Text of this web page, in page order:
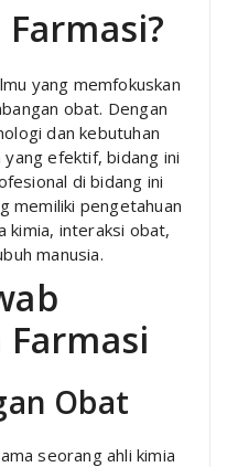
yang memfokuskan
obat. Dengan
dan kebutuhan
efektif, bidang ini
di bidang ini
memiliki pengetahuan
kimia, interaksi obat,
manusia.
Obat
seorang ahli kimia